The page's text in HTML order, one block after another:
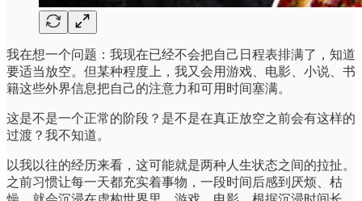
我在想一个问题：我现在已经不会把自己日程表排满了，知道
要适当放空。但某种程度上，我又会用游戏、电影、小说、书
籍这些外界信息把自己的注意力和可用时间塞满。
这是不是一个正常的阶段？是不是在真正放空之前会有这样的
过渡？我不知道。
以我以往的经历来看，这可能就是两种人生状态之间的拉扯。
之前习惯让每一天都充实着事物，一段时间后感到厌烦、枯